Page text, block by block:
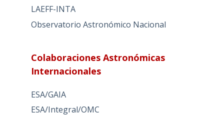
LAEFF-INTA
Observatorio Astronómico Nacional
Colaboraciones Astronómicas
Internacionales
ESA/GAIA
ESA/Integral/OMC